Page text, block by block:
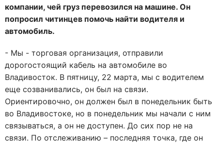
компании, чей груз перевозился на машине. Он
попросил читинцев помочь найти водителя и
автомобиль.
- Мы - торговая организация, отправили
дорогостоящий кабель на автомобиле во
Владивосток. В пятницу, 22 марта, мы с водителем
еще созванивались, он был на связи.
Ориентировочно, он должен был в понедельник быть
во Владивостоке, но в понедельник мы начали с ним
связываться, а он не доступен. До сих пор не на
связи. По отслеживанию – последняя точка, где он